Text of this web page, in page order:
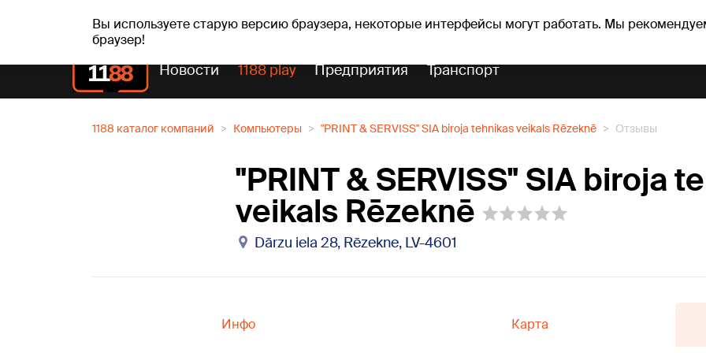
Вы используете старую версию браузера, некоторые интерфейсы могут работать. Мы
браузер!
вс, 09.08.2026. +24°C Genoveva, Madara, Genovefa Прогноз погоды Гороскопы
Новости 1188 play Предприятия Транспорт
1188 каталог компаний Компьютеры "PRINT & SERVISS" SIA biroja tehnikas veikals Rēzeknē Отзывы
"PRINT & SERVISS" SIA biroja
veikals Rēzeknē
Dārzu iela 28, Rēzekne, LV-4601
Инфо Карта